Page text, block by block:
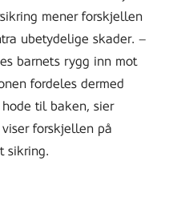
mener forskjellen
ubetydelige skader. –
barnets rygg inn mot
fordeles dermed
til baken, sier
forskjellen på
sikring.